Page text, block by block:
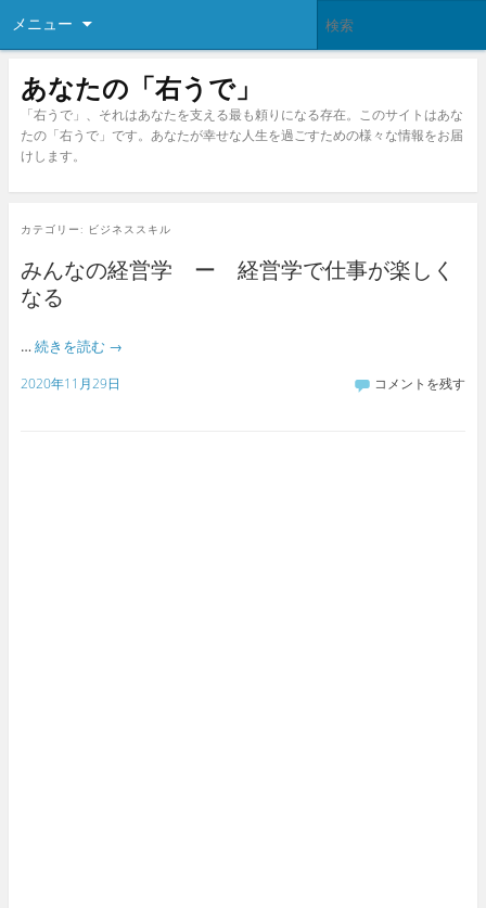
メニュー
あなたの「右うで」
「右うで」、それはあなたを支える最も頼りになる存在。このサイトはあな
たの「右うで」です。あなたが幸せな人生を過ごすための様々な情報をお届
けします。
カテゴリー: ビジネススキル
みんなの経営学 ー 経営学で仕事が楽しく
なる
… 続きを読む →
2020年11月29日 コメントを残す